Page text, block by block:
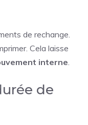
de rechange.
Cela laisse
interne.
de